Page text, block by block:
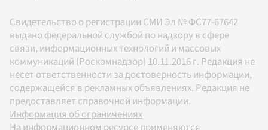
Свидетельство о регистрации СМИ Эл № ФС77-67642
выдано федеральной службой по надзору в сфере
связи, информационных технологий и массовых
коммуникаций (Роскомнадзор) 10.11.2016 г. Редакция не
несет ответственности за достоверность информации,
содержащейся в рекламных объявлениях. Редакция не
предоставляет справочной информации.
Информация об ограничениях